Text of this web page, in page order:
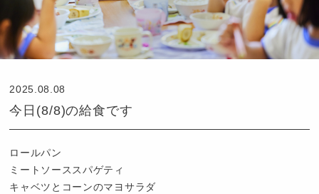
2025.08.08
今日(8/8)の給食です
ロールパン
ミートソーススパゲティ
キャベツとコーンのマヨサラダ